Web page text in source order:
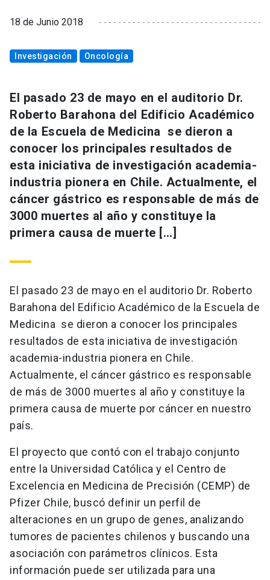
18 de Junio 2018
Investigación Oncología
El pasado 23 de mayo en el auditorio Dr.
Roberto Barahona del Edificio Académico
de la Escuela de Medicina se dieron a
conocer los principales resultados de
esta iniciativa de investigación academia-
industria pionera en Chile. Actualmente, el
cáncer gástrico es responsable de más de
3000 muertes al año y constituye la
primera causa de muerte […]
El pasado 23 de mayo en el auditorio Dr. Roberto
Barahona del Edificio Académico de la Escuela de
Medicina se dieron a conocer los principales
resultados de esta iniciativa de investigación
academia-industria pionera en Chile.
Actualmente, el cáncer gástrico es responsable
de más de 3000 muertes al año y constituye la
primera causa de muerte por cáncer en nuestro
país.
El proyecto que contó con el trabajo conjunto
entre la Universidad Católica y el Centro de
Excelencia en Medicina de Precisión (CEMP) de
Pfizer Chile, buscó definir un perfil de
alteraciones en un grupo de genes, analizando
tumores de pacientes chilenos y buscando una
asociación con parámetros clínicos. Esta
información puede ser utilizada para una